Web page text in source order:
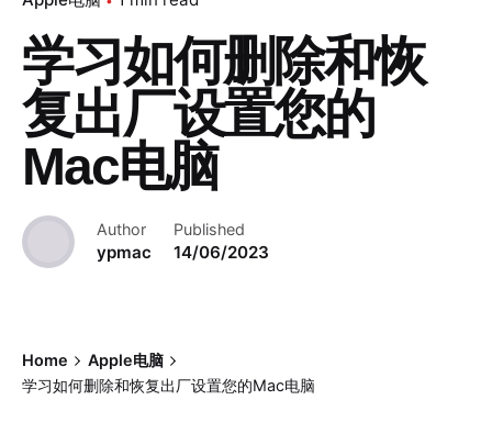
学习如何删除和恢
复出厂设置您的
Mac电脑
Author
ypmac
Published
14/06/2023
Home
Apple电脑
学习如何删除和恢复出厂设置您的Mac电脑